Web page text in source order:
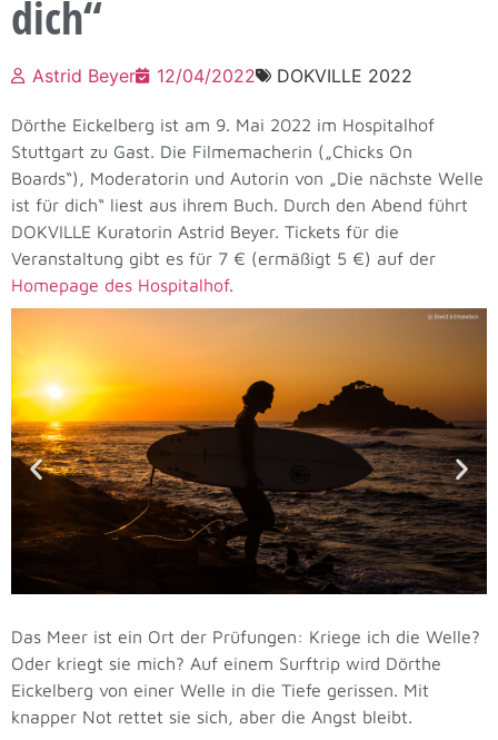
dich“
Astrid Beyer 12/04/2022 DOKVILLE 2022
Dörthe Eickelberg ist am 9. Mai 2022 im Hospitalhof
Stuttgart zu Gast. Die Filmemacherin („Chicks On
Boards“), Moderatorin und Autorin von „Die nächste Welle
ist für dich“ liest aus ihrem Buch. Durch den Abend führt
DOKVILLE Kuratorin Astrid Beyer. Tickets für die
Veranstaltung gibt es für 7 € (ermäßigt 5 €) auf der
Homepage des Hospitalhof.
Das Meer ist ein Ort der Prüfungen: Kriege ich die Welle?
Oder kriegt sie mich? Auf einem Surftrip wird Dörthe
Eickelberg von einer Welle in die Tiefe gerissen. Mit
knapper Not rettet sie sich, aber die Angst bleibt.